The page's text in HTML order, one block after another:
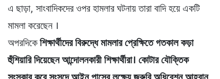
এ ছাড়া, সাংবাদিকদের ওপর হামলার ঘটনায় তারা বাদি হয়ে একটি
মামলা করেছেন ।
অপরদিকেশিক্ষার্থীদের বিরুদ্ধে মামলার প্রেক্ষিতে গতকাল কড়া
হুঁশিয়ারি দিয়েছেন আন্দোলনকারী শিক্ষার্থীরা। কোটার যৌক্তিক